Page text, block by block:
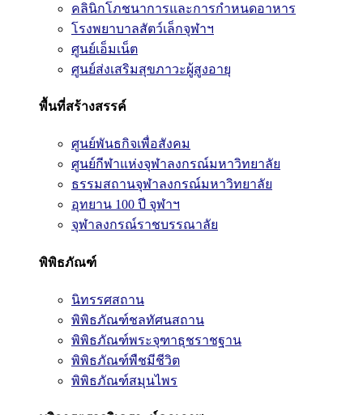
คลินิกโภชนาการและการกำหนดอาหาร
โรงพยาบาลสัตว์เล็กจุฬาฯ
ศูนย์เอ็มเน็ต
ศูนย์ส่งเสริมสุขภาวะผู้สูงอายุ
พื้นที่สร้างสรรค์
ศูนย์พันธกิจเพื่อสังคม
ศูนย์กีฬาแห่งจุฬาลงกรณ์มหาวิทยาลัย
ธรรมสถานจุฬาลงกรณ์มหาวิทยาลัย
อุทยาน 100 ปี จุฬาฯ
จุฬาลงกรณ์ราชบรรณาลัย
พิพิธภัณฑ์
นิทรรศสถาน
พิพิธภัณฑ์ชลทัศนสถาน
พิพิธภัณฑ์พระจุฑาธุชราชฐาน
พิพิธภัณฑ์พืชมีชีวิต
พิพิธภัณฑ์สมุนไพร